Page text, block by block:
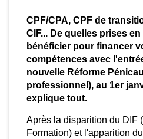
CPF/CPA, CPF de
CIF... De quelles prises
bénéficier pour financer
compétences avec
nouvelle Réforme
professionnel), au 1er
explique tout.
Après la disparition du DIF
Formation) et l'apparition
au 1er janvier
explique tout.
la disparition du DIF (Droit
et l'apparition du CPF
de Formation) au 1er
la disparition du CIF (Congé
Qu'en est-il de la prise
votre bilan de compétences ?